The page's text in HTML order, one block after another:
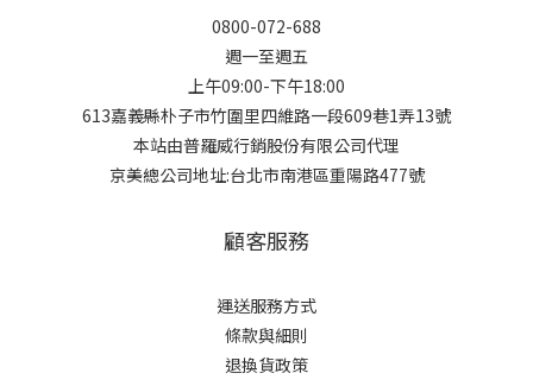
0800-072-688
週一至週五
上午09:00-下午18:00
613嘉義縣朴子市竹圍里四維路一段609巷1弄13號
本站由普羅威行銷股份有限公司代理
京美總公司地址:台北市南港區重陽路477號
顧客服務
運送服務方式
條款與細則
退換貨政策